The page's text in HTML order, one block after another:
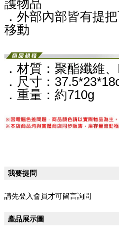
護物品
．外部內部皆有提
移動
．材質：聚酯纖維
．尺寸：
．重量：約710g
我要提問
請先登入會員才可留言詢問
產品展示圖